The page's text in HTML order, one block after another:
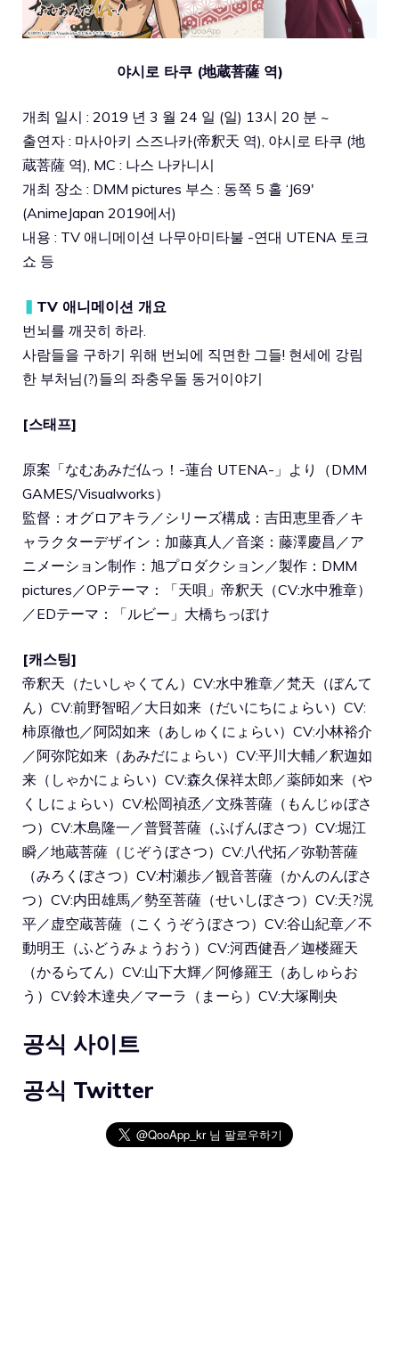
야시로 타쿠 (地蔵菩薩 역)
개최 일시 : 2019 년 3 월 24 일 (일) 13시 20 분 ~
출연자 : 마사아키 스즈나카(帝釈天 역), 야시로 타쿠 (地
蔵菩薩 역), MC : 나스 나카니시
개최 장소 : DMM pictures 부스 : 동쪽 5 홀 ‘J69′
(AnimeJapan 2019에서)
내용 : TV 애니메이션 나무아미타불 -연대 UTENA 토크
쇼 등
▍ TV 애니메이션 개요
번뇌를 깨끗히 하라.
사람들을 구하기 위해 번뇌에 직면한 그들! 현세에 강림
한 부처님(?)들의 좌충우돌 동거이야기
[스태프]
原案「なむあみだ仏っ！-蓮台 UTENA-」より（DMM
GAMES/Visualworks）
監督：オグロアキラ／シリーズ構成：吉田恵里香／キ
ャラクターデザイン：加藤真人／音楽：藤澤慶昌／ア
ニメーション制作：旭プロダクション／製作：DMM
pictures／OPテーマ：「天唄」帝釈天（CV:水中雅章）
／EDテーマ：「ルビー」大橋ちっぽけ
[캐스팅]
帝釈天（たいしゃくてん）CV:水中雅章／梵天（ぼんて
ん）CV:前野智昭／大日如来（だいにちにょらい）CV:
柿原徹也／阿閦如来（あしゅくにょらい）CV:小林裕介
／阿弥陀如来（あみだにょらい）CV:平川大輔／釈迦如
来（しゃかにょらい）CV:森久保祥太郎／薬師如来（や
くしにょらい）CV:松岡禎丞／文殊菩薩（もんじゅぼさ
つ）CV:木島隆一／普賢菩薩（ふげんぼさつ）CV:堀江
瞬／地蔵菩薩（じぞうぼさつ）CV:八代拓／弥勒菩薩
（みろくぼさつ）CV:村瀬歩／観音菩薩（かんのんぼさ
つ）CV:内田雄馬／勢至菩薩（せいしぼさつ）CV:天?滉
平／虚空蔵菩薩（こくうぞうぼさつ）CV:谷山紀章／不
動明王（ふどうみょうおう）CV:河西健吾／迦楼羅天
（かるらてん）CV:山下大輝／阿修羅王（あしゅらお
う）CV:鈴木達央／マーラ（まーら）CV:大塚剛央
공식 사이트
공식 Twitter